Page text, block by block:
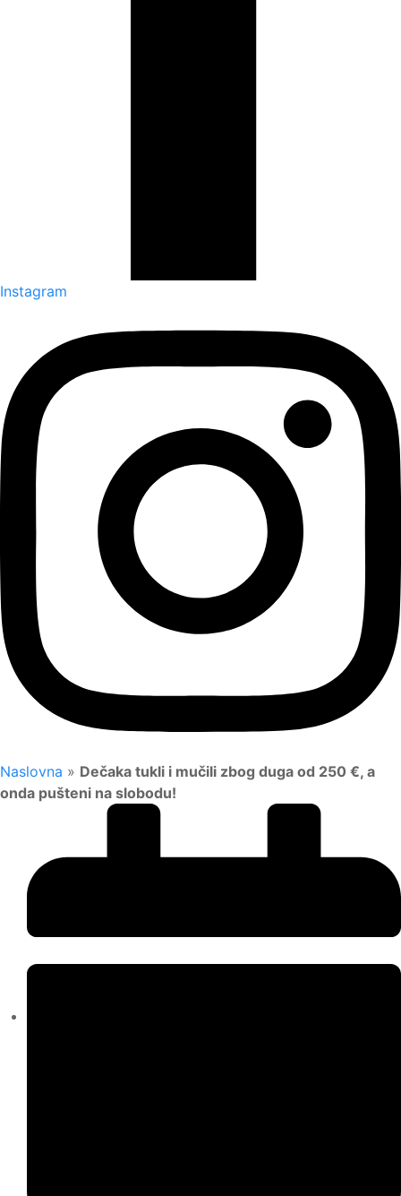
Instagram
Naslovna » Dečaka tukli i mučili zbog duga od 250 €, a
onda pušteni na slobodu!